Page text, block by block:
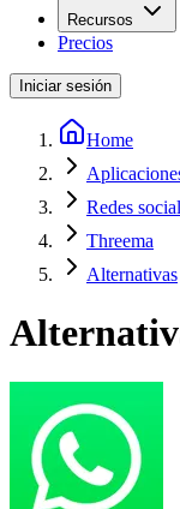
Recursos
Precios
Iniciar sesión
Home
Redes
Threema
Alternativas